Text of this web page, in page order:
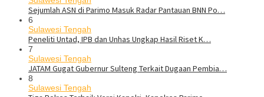
Sejumlah ASN di Parimo Masuk Radar Pantauan BNN Po…
6
Sulawesi Tengah
Peneliti Untad, IPB dan Unhas Ungkap Hasil Riset K…
7
Sulawesi Tengah
JATAM Gugat Gubernur Sulteng Terkait Dugaan Pembia…
8
Sulawesi Tengah